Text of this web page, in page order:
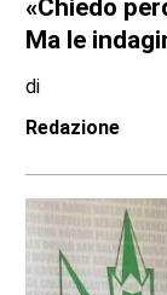
LANZO
Ciclisti
«Chiedo
Ma le
Redazione